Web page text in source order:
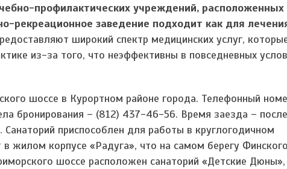
профилактических учреждений, расположенных
рекреационное заведение подходит как для
широкий спектр медицинских услуг,
из-за того, что неэффективны в повседневных
шоссе в Курортном районе города. Телефонный
бронирования – (812) 437-46-56. Время заезда – после
приспособлен для работы в круглогодичном
жилом корпусе «Радуга», что на самом берегу Финского
шоссе расположен санаторий «Детские Дюны»,